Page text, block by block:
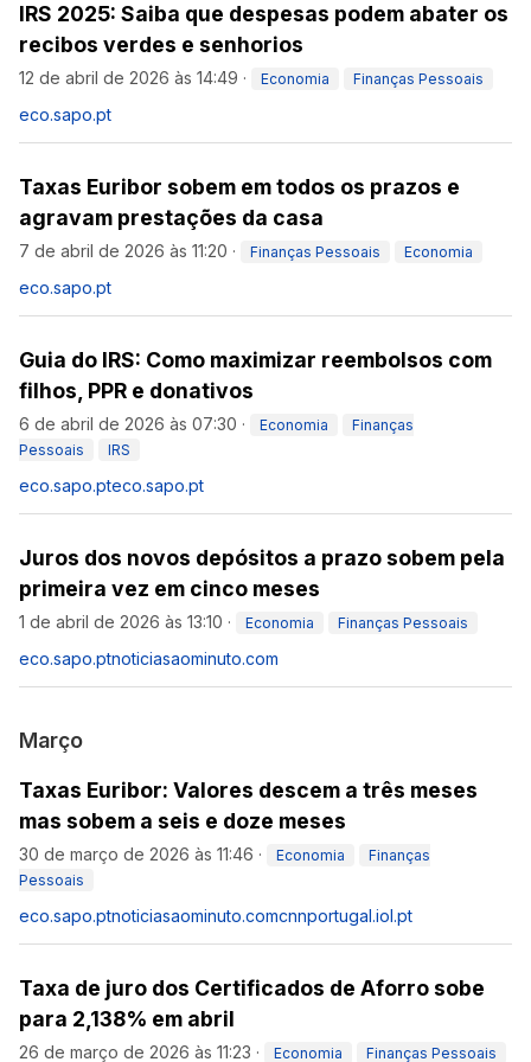
IRS 2025: Saiba que despesas podem abater os
recibos verdes e senhorios
12 de abril de 2026 às 14:49 · Economia Finanças Pessoais
eco.sapo.pt
Taxas Euribor sobem em todos os prazos e
agravam prestações da casa
7 de abril de 2026 às 11:20 · Finanças Pessoais Economia
eco.sapo.pt
Guia do IRS: Como maximizar reembolsos com
filhos, PPR e donativos
6 de abril de 2026 às 07:30 · Economia
Finanças
Pessoais
IRS
eco.sapo.pteco.sapo.pt
Juros dos novos depósitos a prazo sobem pela
primeira vez em cinco meses
1 de abril de 2026 às 13:10 · Economia Finanças Pessoais
eco.sapo.ptnoticiasaominuto.com
Março
Taxas Euribor: Valores descem a três meses
mas sobem a seis e doze meses
30 de março de 2026 às 11:46 · Economia
Finanças
Pessoais
eco.sapo.ptnoticiasaominuto.comcnnportugal.iol.pt
Taxa de juro dos Certificados de Aforro sobe
para 2,138% em abril
26 de março de 2026 às 11:23 · Economia Finanças Pessoais